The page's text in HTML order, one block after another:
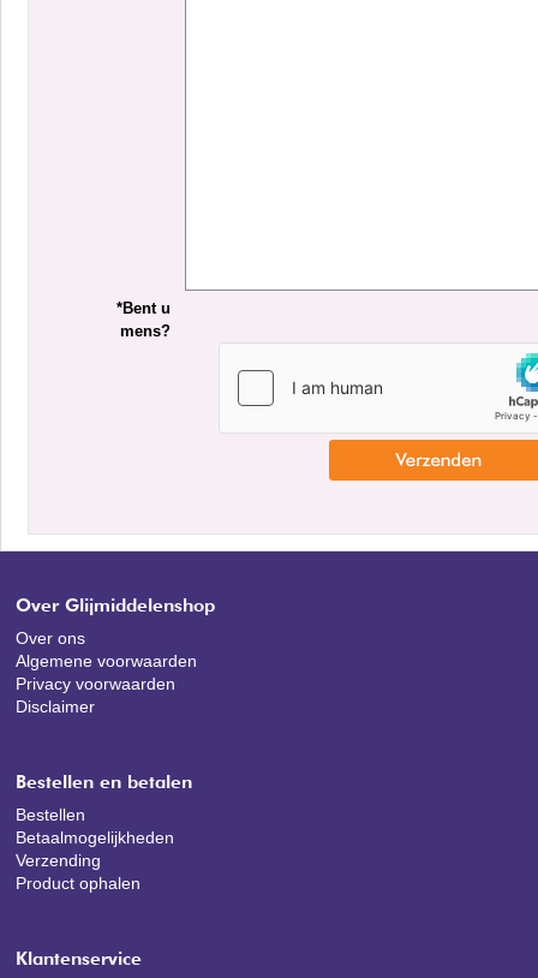
*Bent u
mens?
Over Glijmiddelenshop
Over ons
Algemene voorwaarden
Privacy voorwaarden
Disclaimer
Bestellen en betalen
Bestellen
Betaalmogelijkheden
Verzending
Product ophalen
Klantenservice